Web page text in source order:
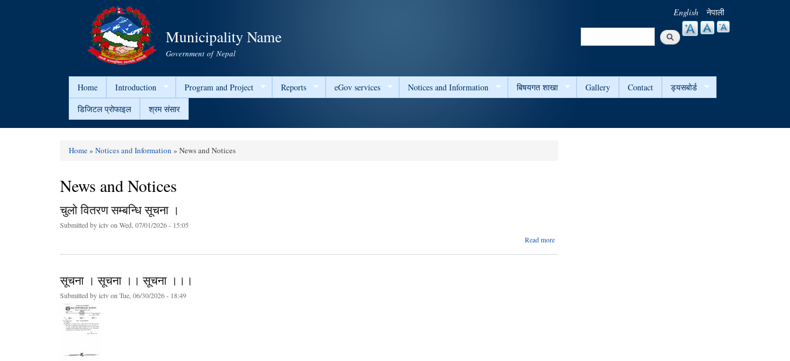
Municipality Name
Government of Nepal
English नेपाली
Search
Home Introduction Program and Project Reports eGov services Notices and Information बिषयगत शाखा Gallery Contact
ड्यसबोर्ड
डिजिटल प्रोफाइल
श्रम संसार
Home» Notices and Information » News and Notices
News and Notices
चुलो वितरण सम्बन्धि सूचना ।
Submitted byictvon Wed, 07/01/2026 - 15:05
Read more
सूचना । सूचना ।। सूचना ।।।
Submitted byictvon Tue, 06/30/2026 - 18:49